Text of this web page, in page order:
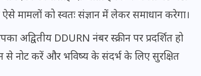
ऐसे मामलों को स्वतः संज्ञान में लेकर समाधान करेगा।
DDURN नंबर स्क्रीन पर प्रदर्शित हो
से नोट करें और भविष्य के संदर्भ के लिए सुरक्षित
इस सप्ताह का राशिफल: जानिए
क्या कहते हैं आपके सितारे (25